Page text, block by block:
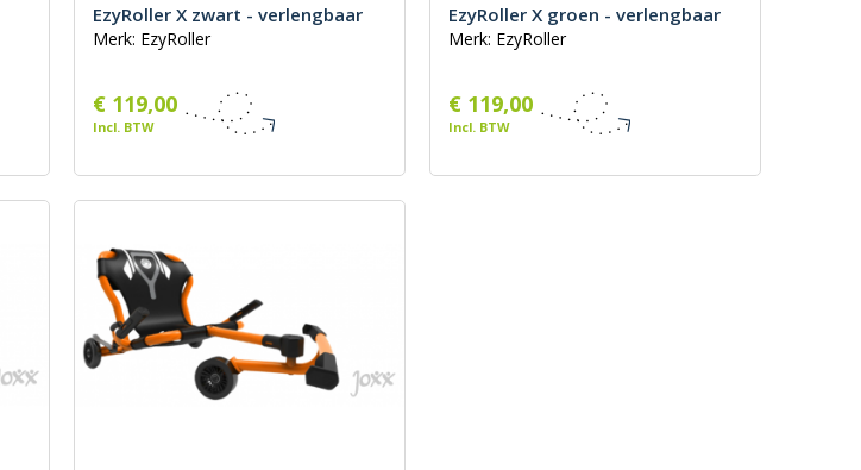
EzyRoller X zwart - verlengbaar
Merk: EzyRoller
€ 119,00
Incl. BTW
EzyRoller X groen - verlengbaar
Merk: EzyRoller
€ 119,00
Incl. BTW